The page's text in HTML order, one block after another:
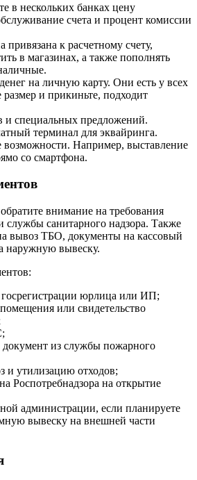
в нескольких банках цену
счета и процент комиссии
привязана к расчетному счету,
в магазинах, а также пополнять
на личную карту. Они есть у всех
размер и прикиньте, подходит
и специальных предложений.
терминал для эквайринга.
Например, выставление
со смартфона.
внимание на требования
санитарного надзора. Также
вывоз ТБО, документы на кассовый
наружную вывеску.
госрегистрации юрлица или ИП;
или свидетельство
из службы пожарного
и утилизацию отходов;
Роспотребнадзора на открытие
администрации, если планируете
вывеску на внешней части